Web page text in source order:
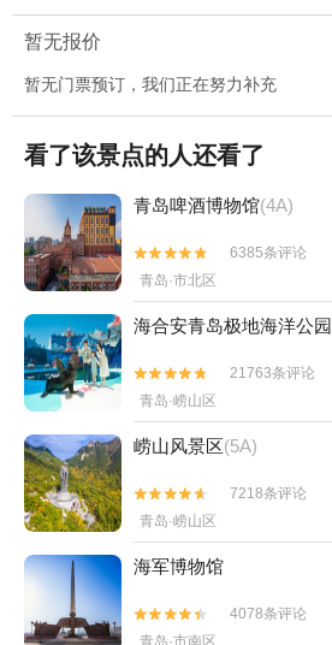
暂无报价
暂无门票预订，我们正在努力补充
看了该景点的人还看了
青岛啤酒博物馆(4A)


6385条评论
青岛·市北区
海合安青岛极地海洋公园


21763条评论
青岛·崂山区
崂山风景区(5A)


7218条评论
青岛·崂山区
海军博物馆


4078条评论